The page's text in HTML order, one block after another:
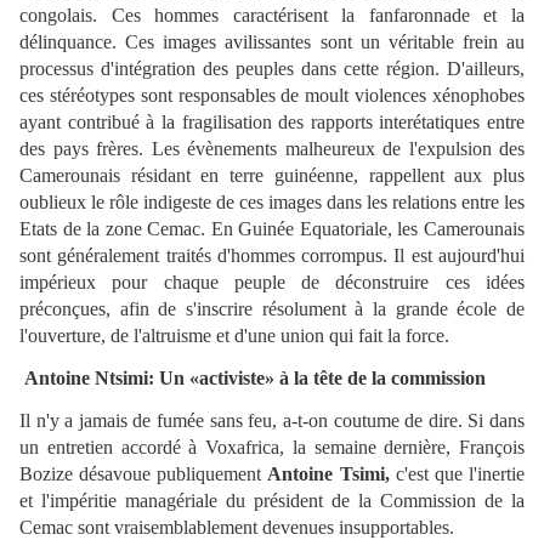
congolais. Ces hommes caractérisent la fanfaronnade et la
délinquance. Ces images avilissantes sont un véritable frein au
processus d'intégration des peuples dans cette région. D'ailleurs,
ces stéréotypes sont responsables de moult violences xénophobes
ayant contribué à la fragilisation des rapports interétatiques entre
des pays frères. Les évènements malheureux de l'expulsion des
Camerounais résidant en terre guinéenne, rappellent aux plus
oublieux le rôle indigeste de ces images dans les relations entre les
Etats de la zone Cemac. En Guinée Equatoriale, les Camerounais
sont généralement traités d'hommes corrompus. Il est aujourd'hui
impérieux pour chaque peuple de déconstruire ces idées
préconçues, afin de s'inscrire résolument à la grande école de
l'ouverture, de l'altruisme et d'une union qui fait la force.
Antoine Ntsimi: Un «activiste» à la tête de la commission
Il n'y a jamais de fumée sans feu, a-t-on coutume de dire. Si dans
un entretien accordé à Voxafrica, la semaine dernière, François
Bozize désavoue publiquementAntoine Tsimi,c'est que l'inertie
et l'impéritie managériale du président de la Commission de la
Cemac sont vraisemblablement devenues insupportables.